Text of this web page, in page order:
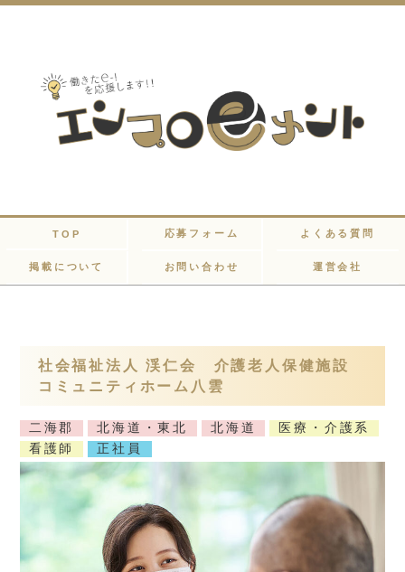
TOP 応募フォーム よくある質問
掲載について お問い合わせ 運営会社
社会福祉法人 渓仁会 介護老人保健施設
コミュニティホーム八雲
二海郡 北海道・東北 北海道
医療・介護系
看護師
正社員